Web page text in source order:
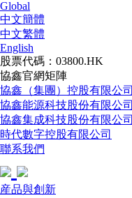
Global
中文簡體
中文繁體
English
股票代碼：03800.HK
協鑫官網矩陣
協鑫（集團）控股有限公司
協鑫能源科技股份有限公司
協鑫集成科技股份有限公司
時代數字控股有限公司
聯系我們
産品與創新